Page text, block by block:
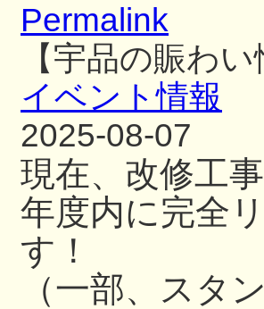
Permalink
【宇品の賑わ
イベント情報
2025-08-07
現在、改修工
年度内に完全
す！
（一部、スタ